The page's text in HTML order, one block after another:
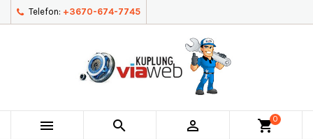
Telefon: +3670-674-7745
   shopping_cart0